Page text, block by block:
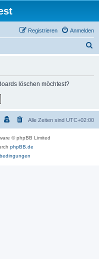
Anmelden
Registrieren
löschen möchtest?
Alle Zeiten sind UTC+02:00
© phpBB Limited
phpBB.de